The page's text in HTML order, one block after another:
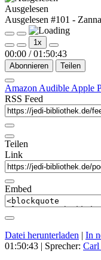
Ausgelesen
Ausgelesen #101 -
Play
Episode
Pause
Episode
1x
00:00 / 01:50:43
Abonnieren Teilen
Amazon Audible Apple
RSS Feed
Teilen
Link
Embed
Datei herunterladen | In
01:50:43 | Sprecher: Carl